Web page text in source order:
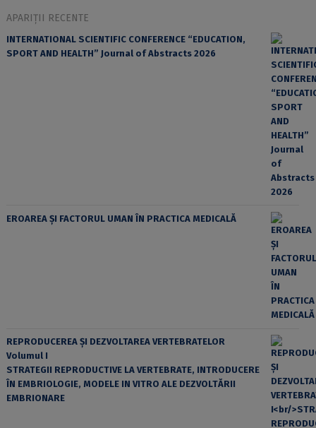
APARIȚII RECENTE
INTERNATIONAL SCIENTIFIC CONFERENCE “EDUCATION,
SPORT AND HEALTH” Journal of Abstracts 2026
EROAREA ȘI FACTORUL UMAN ÎN PRACTICA MEDICALĂ
REPRODUCEREA ȘI DEZVOLTAREA VERTEBRATELOR
Volumul I
STRATEGII REPRODUCTIVE LA VERTEBRATE, INTRODUCERE
ÎN EMBRIOLOGIE, MODELE IN VITRO ALE DEZVOLTĂRII
EMBRIONARE